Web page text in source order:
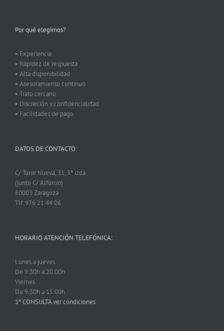
Por qué elegirnos?
• Experiencia
• Rapidez de respuesta
• Alta disponibilidad
• Asesoramiento continuo
• Trato cercano
• Discreción y confidencialidad
• Facilidades de pago
DATOS DE CONTACTO:
C/ Torre Nueva, 31, 3º izda
(junto C/ Alfonso)
50003 Zaragoza
Tlf. 976 21 44 06
HORARIO ATENCIÓN TELEFÓNICA:
Lunes a jueves
De 9:30h a 20:00h
Viernes
De 9:30h a 15:00h
1ª CONSULTA ver condiciones